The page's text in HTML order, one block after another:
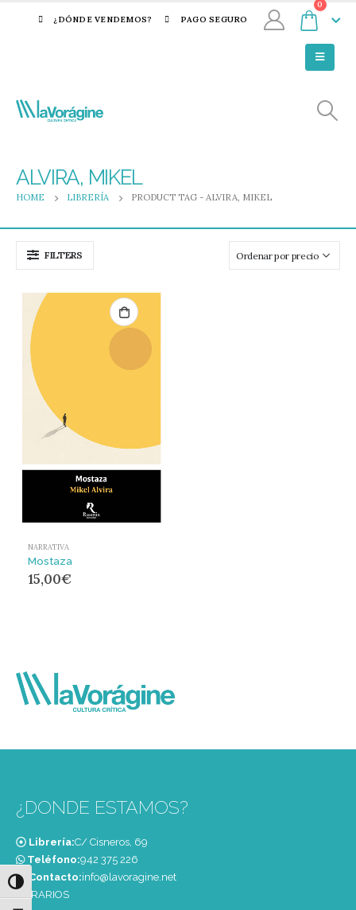
Alternar alto contraste
¿DÓNDE VENDEMOS? PAGO SEGURO
0
ALVIRA, MIKEL
HOME LIBRERÍA PRODUCT TAG - ALVIRA, MIKEL
FILTERS
NARRATIVA
Mostaza
15,00€
¿DONDE ESTAMOS?
Librería:C/ Cisneros, 69
Teléfono:‭942 375 226‬
Contacto:info@lavoragine.net
HORARIOS